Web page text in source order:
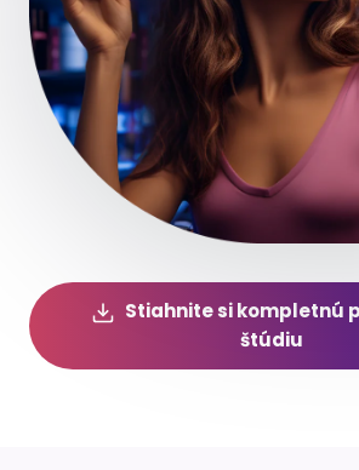
Stiahnite si kompletnú
štúdiu